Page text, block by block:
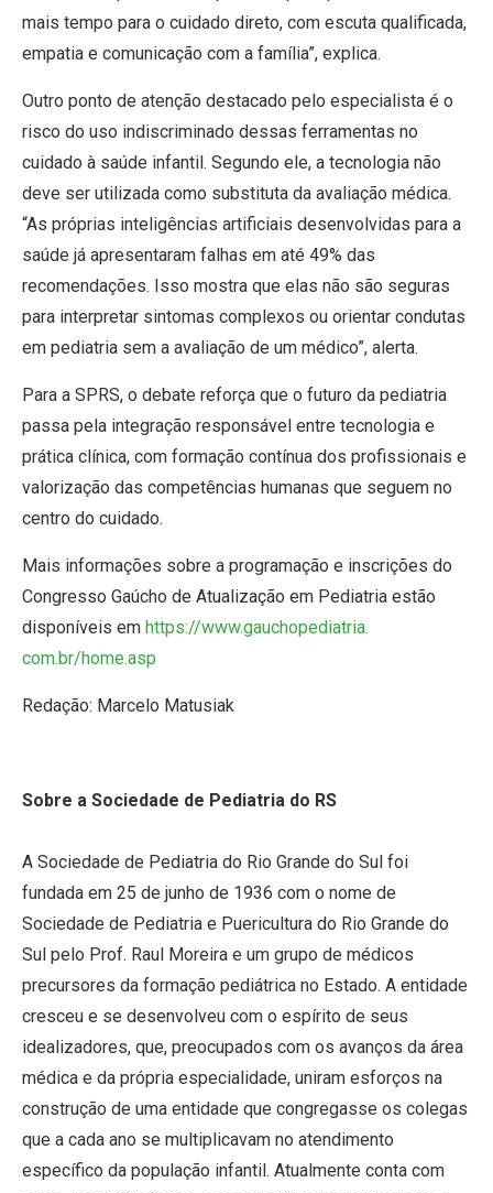
mais tempo para o cuidado direto, com escuta qualificada,
empatia e comunicação com a família”, explica.
Outro ponto de atenção destacado pelo especialista é o
risco do uso indiscriminado dessas ferramentas no
cuidado à saúde infantil. Segundo ele, a tecnologia não
deve ser utilizada como substituta da avaliação médica.
“As próprias inteligências artificiais desenvolvidas para a
saúde já apresentaram falhas em até 49% das
recomendações. Isso mostra que elas não são seguras
para interpretar sintomas complexos ou orientar condutas
em pediatria sem a avaliação de um médico”, alerta.
Para a SPRS, o debate reforça que o futuro da pediatria
passa pela integração responsável entre tecnologia e
prática clínica, com formação contínua dos profissionais e
valorização das competências humanas que seguem no
centro do cuidado.
Mais informações sobre a programação e inscrições do
Congresso Gaúcho de Atualização em Pediatria estão
disponíveis em https://www.gauchopediatria.
com.br/home.asp
Redação: Marcelo Matusiak
Sobre a Sociedade de Pediatria do RS
A Sociedade de Pediatria do Rio Grande do Sul foi
fundada em 25 de junho de 1936 com o nome de
Sociedade de Pediatria e Puericultura do Rio Grande do
Sul pelo Prof. Raul Moreira e um grupo de médicos
precursores da formação pediátrica no Estado. A entidade
cresceu e se desenvolveu com o espírito de seus
idealizadores, que, preocupados com os avanços da área
médica e da própria especialidade, uniram esforços na
construção de uma entidade que congregasse os colegas
que a cada ano se multiplicavam no atendimento
específico da população infantil. Atualmente conta com